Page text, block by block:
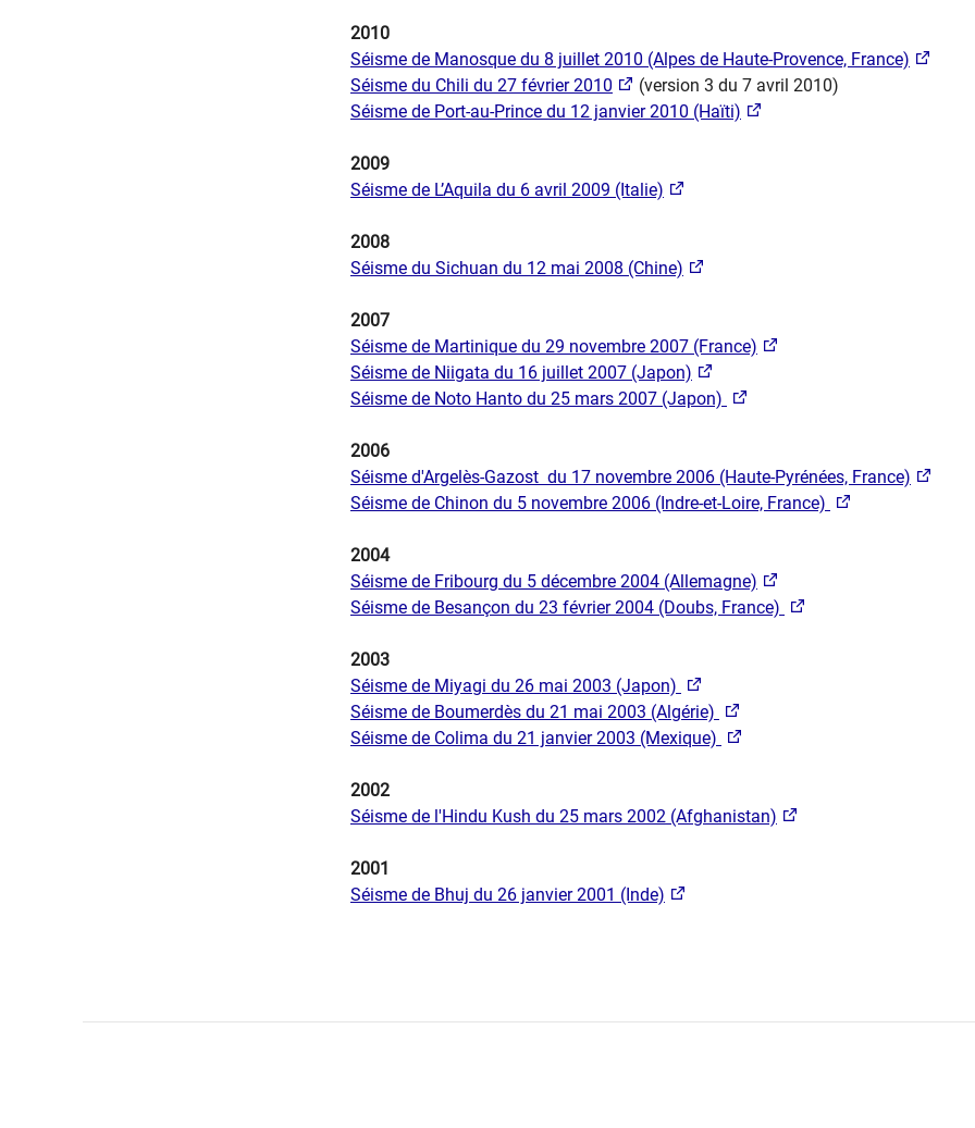
2010
Séisme de Manosque du 8 juillet 2010 (Alpes de Haute-Provence, France)
Séisme du Chili du 27 février 2010
(version 3 du 7 avril 2010)
Séisme de Port-au-Prince du 12 janvier 2010 (Haïti)
2009
Séisme de L’Aquila du 6 avril 2009 (Italie)
2008
Séisme du Sichuan du 12 mai 2008 (Chine)
2007
Séisme de Martinique du 29 novembre 2007 (France)
Séisme de Niigata du 16 juillet 2007 (Japon)
Séisme de Noto Hanto du 25 mars 2007 (Japon)
2006
Séisme d'Argelès-Gazost du 17 novembre 2006 (Haute-Pyrénées, France)
Séisme de Chinon du 5 novembre 2006 (Indre-et-Loire, France)
2004
Séisme de Fribourg du 5 décembre 2004 (Allemagne)
Séisme de Besançon du 23 février 2004 (Doubs, France)
2003
Séisme de Miyagi du 26 mai 2003 (Japon)
Séisme de Boumerdès du 21 mai 2003 (Algérie)
Séisme de Colima du 21 janvier 2003 (Mexique)
2002
Séisme de l'Hindu Kush du 25 mars 2002 (Afghanistan)
2001
Séisme de Bhuj du 26 ja​nvier 2001 (Inde)